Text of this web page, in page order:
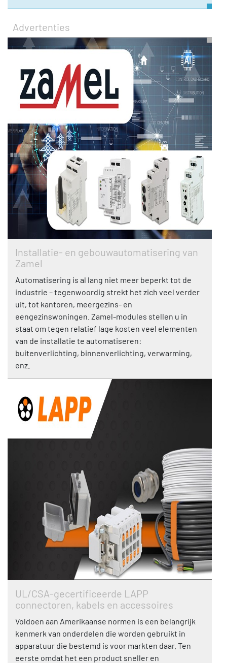
Advertenties
Installatie- en gebouwautomatisering van
Zamel
Automatisering is al lang niet meer beperkt tot de
industrie – tegenwoordig strekt het zich veel verder
uit, tot kantoren, meergezins- en
eengezinswoningen. Zamel-modules stellen u in
staat om tegen relatief lage kosten veel elementen
van de installatie te automatiseren:
buitenverlichting, binnenverlichting, verwarming,
enz.
UL/CSA-gecertificeerde LAPP
connectoren, kabels en accessoires
Voldoen aan Amerikaanse normen is een belangrijk
kenmerk van onderdelen die worden gebruikt in
apparatuur die bestemd is voor markten daar. Ten
eerste omdat het een product sneller en